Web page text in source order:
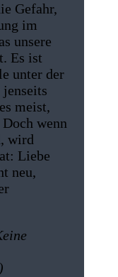
Gefahr,
im
unsere
Es ist
unter der
meist,
wenn
wird
Liebe
neu,
)